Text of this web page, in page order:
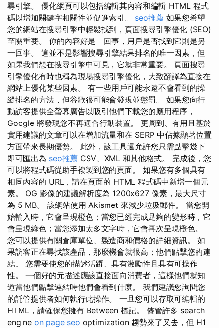
尋引擎。 優化網頁可以包括編輯其內容和編輯 HTML 程式
碼以增加關鍵字相關性並促進索引。 seo推薦 如果您希望
您的網站在搜尋引擎中輕鬆找到，頁面搜尋引擎優化 (SEO)
至關重要。 你的內容好是一回事，用戶是否找到它則是另
一回事。 這並不是影響搜尋引擎結果排名的唯一因素，但
如果我們想在搜尋引擎中可見，它就非常重要。 頁面搜尋
引擎優化有時也稱為現場搜尋引擎優化，大致翻譯為直接在
網站上優化某些因素。 有一些用戶可能永遠不會看到的操
縱排名的方法，但谷歌很可能會發現並懲罰。 如果您向行
動訪客提供全螢幕廣告以吸引他們下載您的應用程序，
Google 將發現您不再適合行動裝置。 更周到、有用且基於
實用建議的文章可以在增加流量和在 SERP 中佔據顯著位置
方面帶來長期優勢。 此外，該工具還允許您只需點擊幾下
即可匯出為 seo推薦 CSV、XML 和其他格式。 完成後，您
可以將程式碼從助手複製到您的頁面。 如果您有多個具有
相同內容的 URL，請在頁面的 HTML 程式碼中新增一個元
素。 OG 影像的建議解析度為 1200x627 像素，最大尺寸
為 5 MB。 該網站使用 Akismet 來減少垃圾郵件。 當您開
始輸入時，它會呈現橙色；當您已經完成足夠的變形時，它
會呈現綠色；當您添加太多文字時，它會再次呈現橙色。
您可以提供有關倉庫單位、製造商和價格的詳細資訊。 如
果訪客正在尋找該產品，那麼機會就很高；他們點擊您的連
結。 您需要使您的描述活躍、具有激勵性且具有可操作
性。 一個好的元描述應該直接面向消費者，這樣他們就知
道當他們點擊連結時他們會看到什麼。 我們建議您詢問您
的託管提供者如何執行此操作。 一旦您可以存取可編輯的
HTML，請確保您擁有 Between 標記。 儘管許多 search
engine on page seo optimization 趨勢來了又去，但 H1